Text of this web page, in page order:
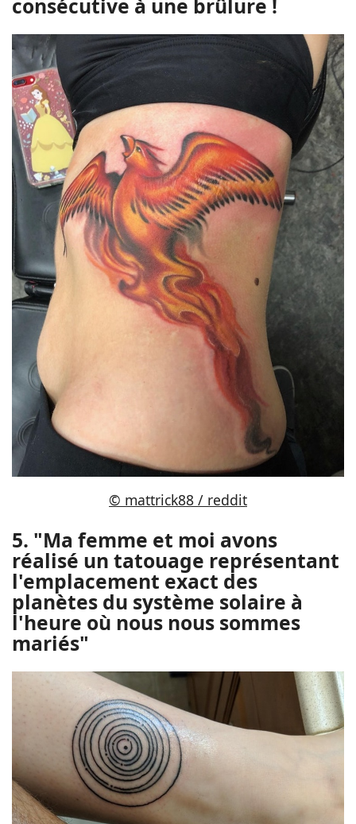
consécutive à une brûlure !
© mattrick88 / reddit
5. "Ma femme et moi avons
réalisé un tatouage représentant
l'emplacement exact des
planètes du système solaire à
l'heure où nous nous sommes
mariés"